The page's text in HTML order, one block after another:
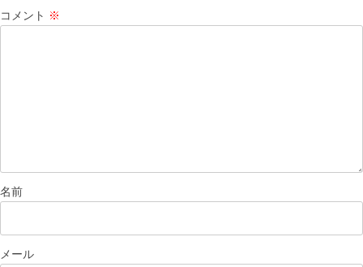
コメント ※
名前
メール